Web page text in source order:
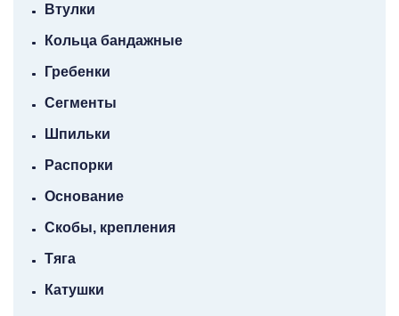
Втулки
Кольца бандажные
Гребенки
Сегменты
Шпильки
Распорки
Основание
Скобы, крепления
Тяга
Катушки